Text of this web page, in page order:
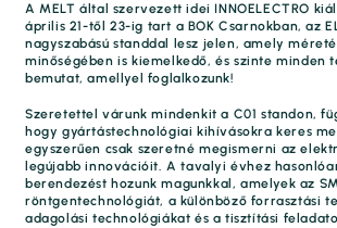
A MELT által szervezett idei INNOELECTRO
április 21-től 23-ig tart a BOK Csarnokban, az
nagyszabású standdal lesz jelen, amely
minőségében is kiemelkedő, és szinte minden
bemutat, amellyel foglalkozunk!
Szeretettel várunk mindenkit a C01 standon,
hogy gyártástechnológiai kihívásokra keres
egyszerűen csak szeretné megismerni az
legújabb innovációit. A tavalyi évhez
berendezést hozunk magunkkal, amelyek az
röntgentechnológiát, a különböző forrasztási
adagolási technológiákat és a tisztítási